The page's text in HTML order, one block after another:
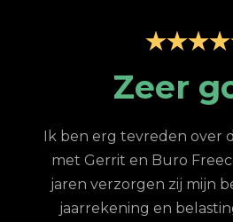
Zeer
Ik ben erg tevreden over
met Gerrit en Buro
jaren verzorgen zij mijn
jaarrekening en